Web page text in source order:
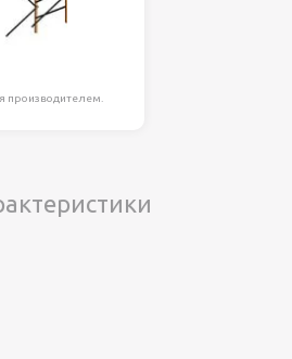
производителем.